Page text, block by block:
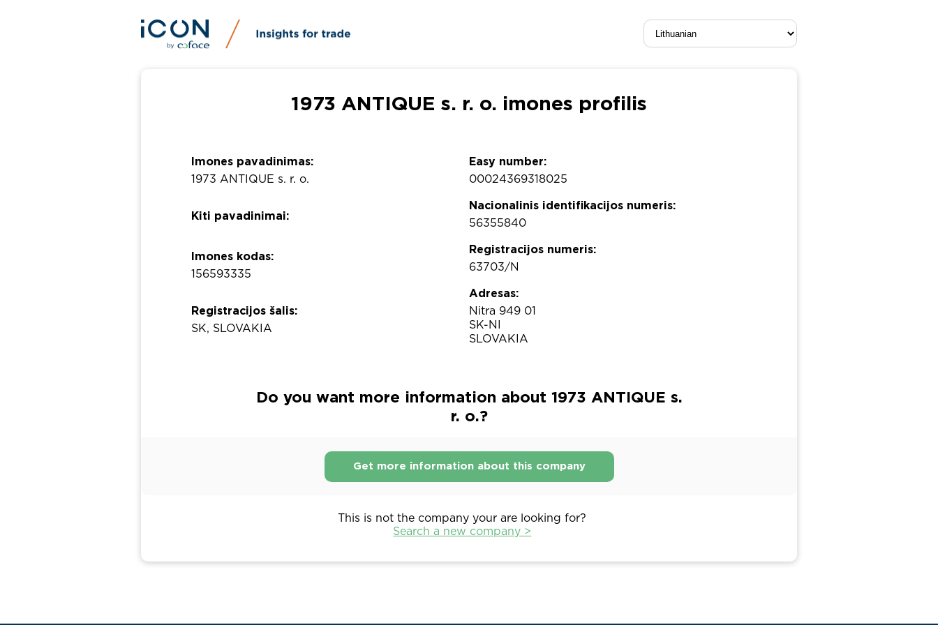
1973 ANTIQUE s. r. o. imones profilis
Imones pavadinimas:
1973 ANTIQUE s. r. o.
Kiti pavadinimai:
Imones kodas:
156593335
Registracijos šalis:
SK, SLOVAKIA
Easy number:
00024369318025
Nacionalinis identifikacijos numeris:
56355840
Registracijos numeris:
63703/N
Adresas:
Nitra 949 01
SK-NI
SLOVAKIA
Do you want more information about 1973 ANTIQUE s.
r. o.?
Get more information about this company
This is not the company your are looking for?
Search a new company >